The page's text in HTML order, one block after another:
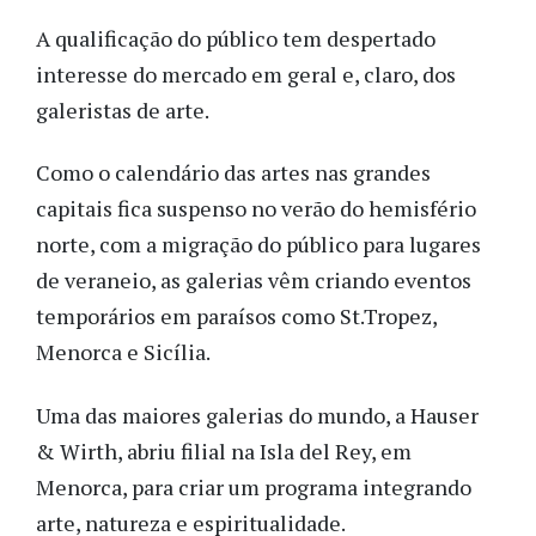
A qualificação do público tem despertado
interesse do mercado em geral e, claro, dos
galeristas de arte.
Como o calendário das artes nas grandes
capitais fica suspenso no verão do hemisfério
norte, com a migração do público para lugares
de veraneio, as galerias vêm criando eventos
temporários em paraísos como St.Tropez,
Menorca e Sicília.
Uma das maiores galerias do mundo, a Hauser
& Wirth, abriu filial na Isla del Rey, em
Menorca, para criar um programa integrando
arte, natureza e espiritualidade.